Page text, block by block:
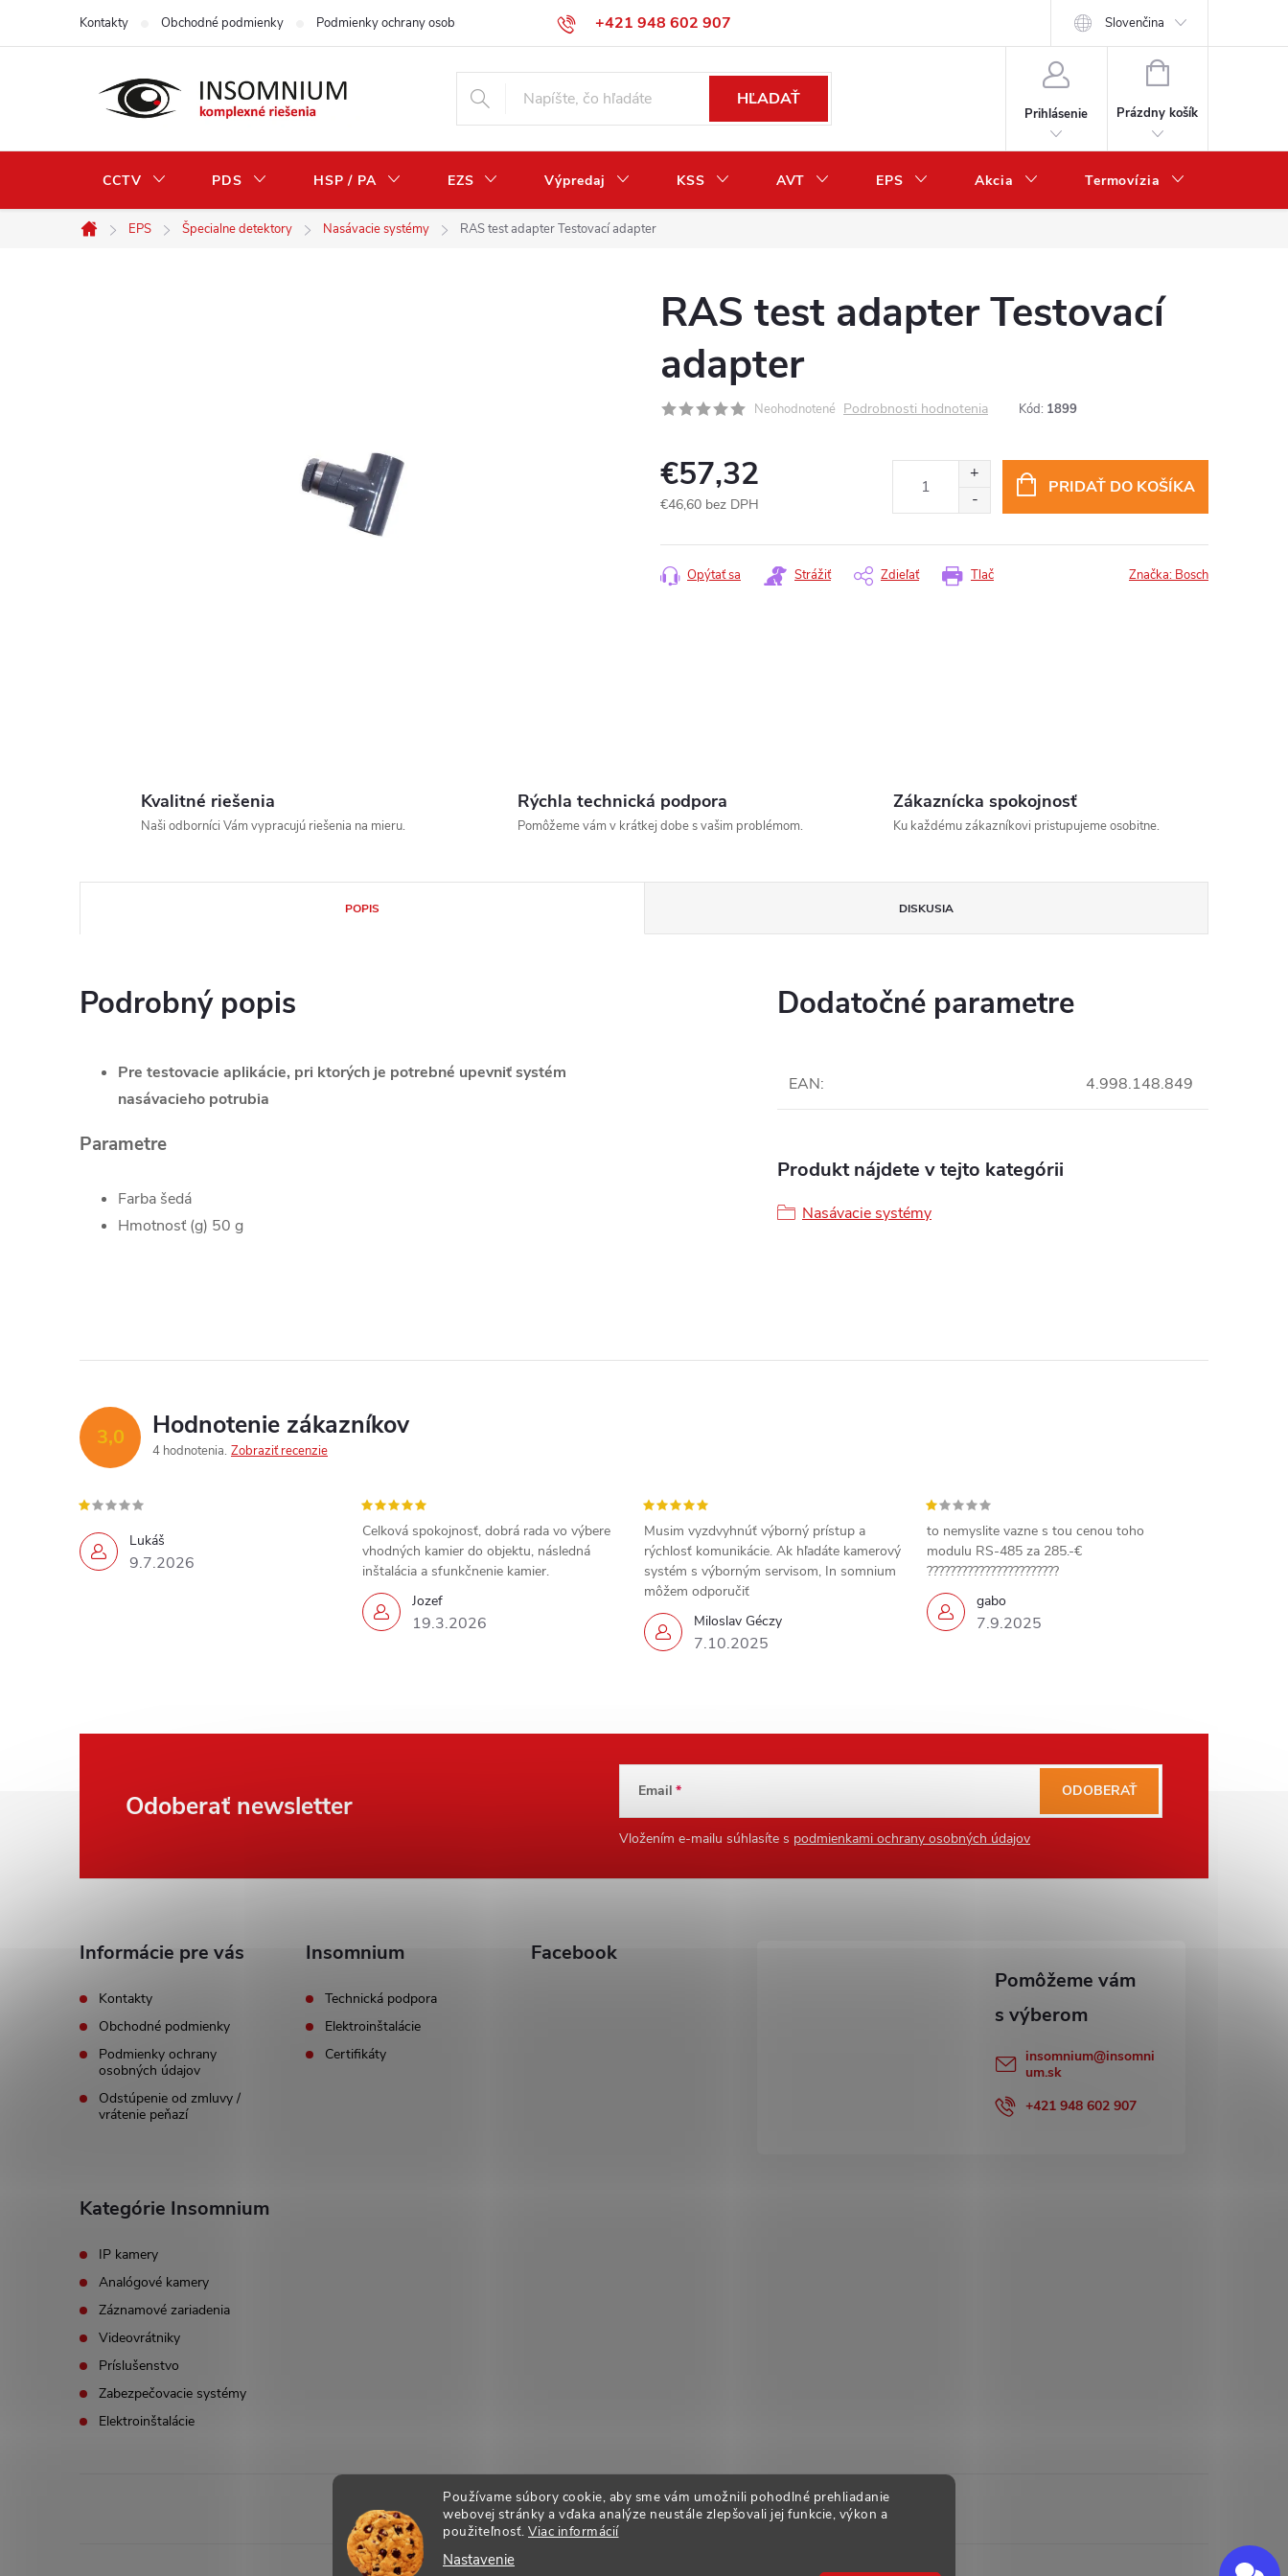
Používame súbory cookie, aby sme vám umožnili pohodlné prehliadanie
webovej stránky a vďaka analýze neustále zlepšovali jej funkcie, výkon a
použiteľnosť. Viac informácií
Nastavenie
+421 948 602 907
Kontakty Obchodné podmienky Podmienky ochrany osobných údajov Odstúpenie od zmluvy / vrátenie peňazí Slovenčina
HĽADAŤ
Prihlásenie
NÁKUPNÝ
Prázdny košík
CCTV PDS HSP / PA EZS Výpredaj KSS AVT EPS Akcia Termovízia
Domov
EPS Špecialne detektory Nasávacie systémy RAS test adapter Testovací adapter
RAS test adapter Testovací
adapter
Neohodnotené Podrobnosti hodnotenia Kód: 1899
€57,32
€46,60 bez DPH
cena:
PRIDAŤ DO KOŠÍKA
Tlač
Opýtať sa Strážiť Zdieľať Značka: Bosch
Kvalitné riešenia
Naši odborníci Vám vypracujú riešenia na mieru.
Rýchla technická podpora
Pomôžeme vám v krátkej dobe s vašim problémom.
Zákaznícka spokojnosť
Ku každému zákazníkovi pristupujeme osobitne.
POPIS DISKUSIA
Podrobný popis
Pre testovacie aplikácie, pri ktorých je potrebné upevniť systém
nasávacieho potrubia
Parametre
Farba šedá
Hmotnosť (g) 50 g
Dodatočné parametre
EAN: 4.998.148.849
Produkt nájdete v tejto kategórii
Nasávacie systémy
3,0 Hodnotenie zákazníkov
4 hodnotenia Zobraziť recenzie
Lukáš
9.7.2026
Jozef
19.3.2026
Celková spokojnosť, dobrá rada vo výbere
vhodných kamier do objektu, následná
inštalácia a sfunkčnenie kamier.
Miloslav Géczy
7.10.2025
Musim vyzdvyhnúť výborný prístup a
rýchlosť komunikácie. Ak hľadáte kamerový
systém s výborným servisom, In somnium
môžem odporučiť
gabo
7.9.2025
to nemyslite vazne s tou cenou toho
modulu RS-485 za 285.-€
???????????????????????
Odoberať newsletter Email
Vložením e-mailu súhlasíte s podmienkami ochrany osobných údajov
ODOBERAŤ
Informácie pre vás
Kontakty
Obchodné podmienky
Podmienky ochrany
osobných údajov
Odstúpenie od zmluvy /
vrátenie peňazí
Insomnium
Technická podpora
Elektroinštalácie
Certifikáty
Facebook
insomnium@insomni
um.sk
+421 948 602 907
Kategórie Insomnium
IP kamery
Analógové kamery
Záznamové zariadenia
Videovrátniky
Príslušenstvo
Zabezpečovacie systémy
Elektroinštalácie
www.insomnium.sk - Chat